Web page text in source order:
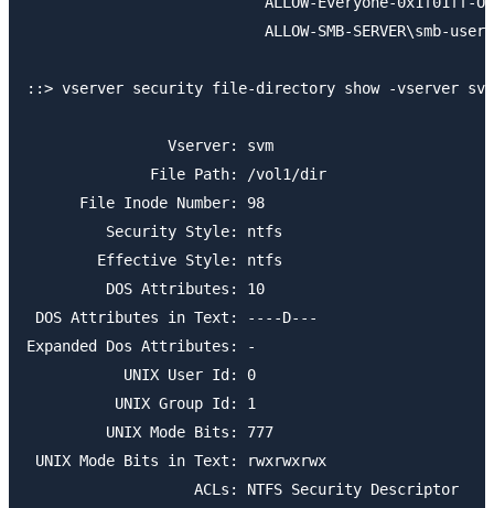
ALLOW-SMB-SERVER\smb-
::> vserver security file-directory show -vserver
                Vserver: svm
              File Path: /vol1/dir
      File Inode Number: 98
         Security Style: ntfs
        Effective Style: ntfs
         DOS Attributes: 10
DOS Attributes in Text: ----D---
Expanded Dos Attributes: -
           UNIX User Id: 0
          UNIX Group Id: 1
         UNIX Mode Bits: 777
UNIX Mode Bits in Text: rwxrwxrwx
                   ACLs: NTFS Security Descriptor